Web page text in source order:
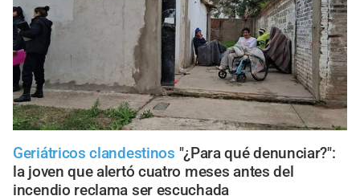
Geriátricos clandestinos "¿Para qué denunciar?":
la joven que alertó cuatro meses antes del
incendio reclama ser escuchada